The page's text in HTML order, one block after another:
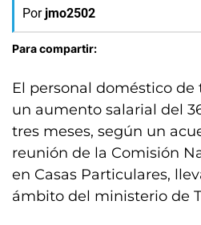
Por jmo2502
Para compartir:
El personal doméstico de
un aumento salarial del
tres meses, según un
reunión de la Comisión
en Casas Particulares,
ámbito del ministerio de